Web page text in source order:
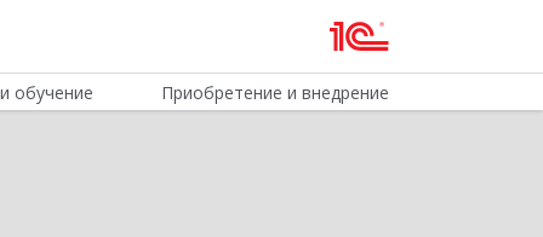
обучение Приобретение и внедрение